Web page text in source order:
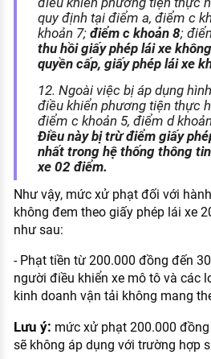
quy định tại điểm a, điểm c
khoản 7; điểm c khoản 8;
thu hồi giấy phép lái xe
quyền cấp, giấy phép lái xe
12. Ngoài việc bị áp dụng
điều khiển phương tiện thực
điểm c khoản 5, điểm d
Điều này bị trừ điểm giấy
nhất trong hệ thống thông
xe 02 điểm.
Như vậy, mức xử phạt đối với
không đem theo giấy phép lái xe
như sau:
- Phạt tiền từ 200.000 đồng đến
người điều khiển xe mô tô và các
kinh doanh vận tải không mang
Lưu ý: mức xử phạt 200.000
sẽ không áp dụng với trường hợp